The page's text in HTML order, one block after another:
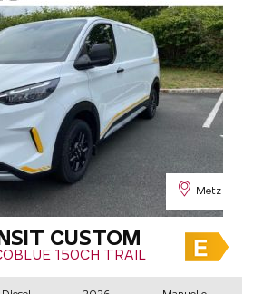
Metz
CUSTOM
150CH TRAIL